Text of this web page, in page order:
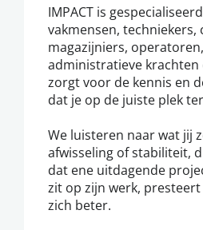
IMPACT is
vakmensen, techniekers,
magazijniers,
administratieve krachten
zorgt voor de kennis en
dat je op de juiste plek
We luisteren naar wat jij
afwisseling of stabiliteit,
dat ene uitdagende
zit op zijn werk,
zich beter.